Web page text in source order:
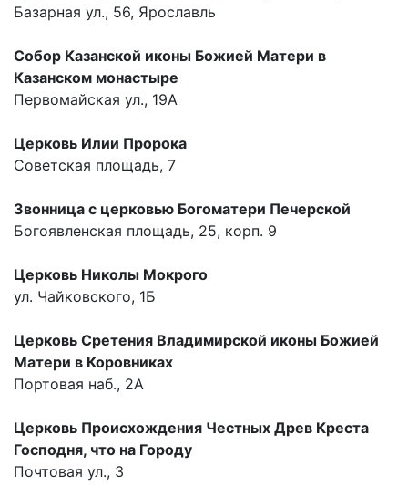
Базарная ул., 56, Ярославль
Собор Казанской иконы Божией Матери в
Казанском монастыре
Первомайская ул., 19А
Церковь Илии Пророка
Советская площадь, 7
Звонница с церковью Богоматери Печерской
Богоявленская площадь, 25, корп. 9
Церковь Николы Мокрого
ул. Чайковского, 1Б
Церковь Сретения Владимирской иконы Божией
Матери в Коровниках
Портовая наб., 2А
Церковь Происхождения Честных Древ Креста
Господня, что на Городу
Почтовая ул., 3